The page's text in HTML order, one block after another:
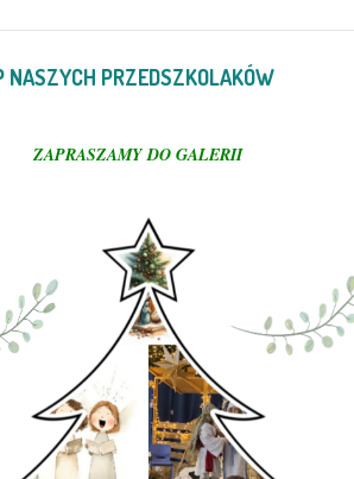
PRZEDSZKOLAKÓW
ZAPRASZAMY DO GALERII